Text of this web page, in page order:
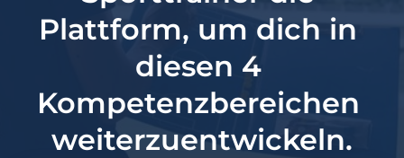
Plattform, um dich in
diesen 4
Kompetenzbereichen
weiterzuentwickeln.